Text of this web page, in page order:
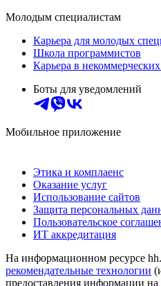
Молодым специалистам
Карьера для молодых
Школа программистов
Карьера в
Боты для уведомлений
Мобильное приложение
Этика и комплаенс
Оказание услуг
Использование сайтов
Защита персональных
Пользовательское
ИТ аккредитация
На информационном ресурсе
рекомендательные технологии
предоставления информации на